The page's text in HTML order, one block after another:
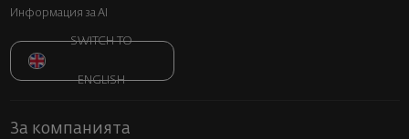
Информация за AI
SWITCH TO
ENGLISH
За компанията